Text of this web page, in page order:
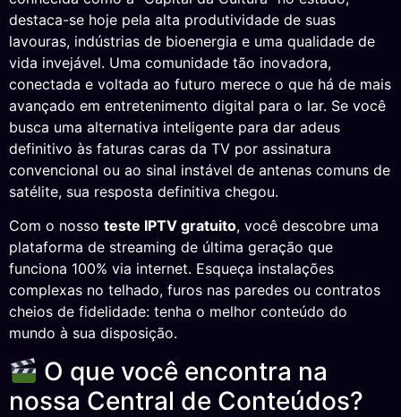
destaca-se hoje pela alta produtividade de suas
lavouras, indústrias de bioenergia e uma qualidade de
vida invejável. Uma comunidade tão inovadora,
conectada e voltada ao futuro merece o que há de mais
avançado em entretenimento digital para o lar. Se você
busca uma alternativa inteligente para dar adeus
definitivo às faturas caras da TV por assinatura
convencional ou ao sinal instável de antenas comuns de
satélite, sua resposta definitiva chegou.
Com o nosso teste IPTV gratuito, você descobre uma
plataforma de streaming de última geração que
funciona 100% via internet. Esqueça instalações
complexas no telhado, furos nas paredes ou contratos
cheios de fidelidade: tenha o melhor conteúdo do
mundo à sua disposição.
O que você encontra na
nossa Central de Conteúdos?